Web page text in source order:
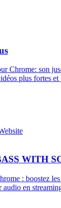
Chrome: son
plus fortes et
WITH
: boostez
en